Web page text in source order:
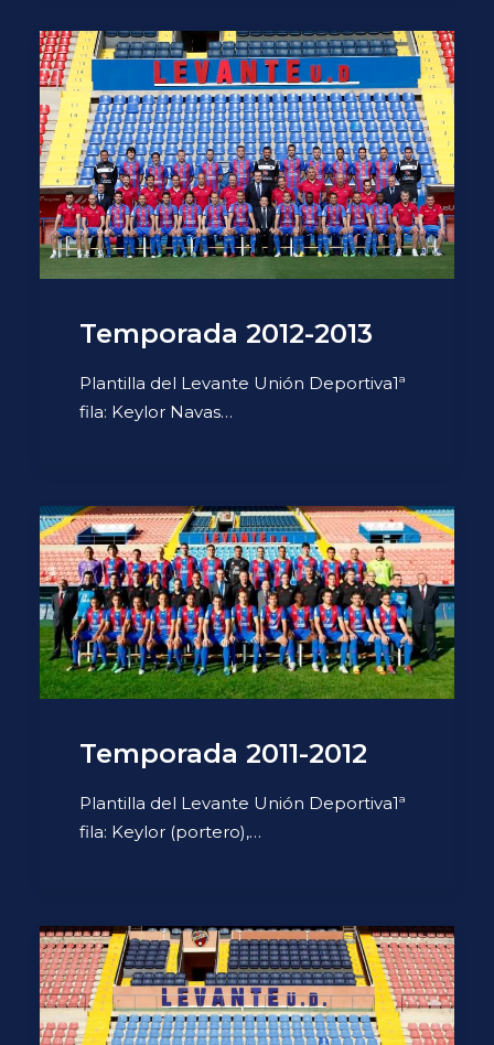
Temporada 2012-2013
Plantilla del Levante Unión Deportiva1ª
fila: Keylor Navas…
Temporada 2011-2012
Plantilla del Levante Unión Deportiva1ª
fila: Keylor (portero),…